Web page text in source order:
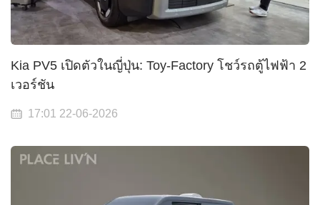
Kia PV5 เปิดตัวในญี่ปุ่น: Toy-Factory โชว์รถตู้ไฟฟ้า 2
เวอร์ชัน
17:01 22-06-2026